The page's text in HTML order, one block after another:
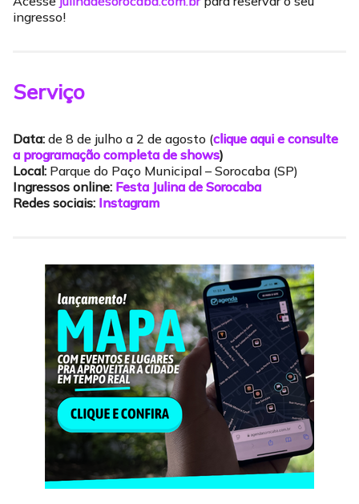
ingresso!
Serviço
Data: de 8 de julho a 2 de agosto (clique aqui e consulte
a programação completa de shows)
Local: Parque do Paço Municipal – Sorocaba (SP)
Ingressos online: Festa Julina de Sorocaba
Redes sociais: Instagram